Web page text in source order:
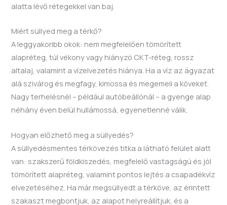
alatta lévő rétegekkel van baj.
Miért süllyed meg a térkő?
A leggyakoribb okok: nem megfelelően tömörített
alapréteg, túl vékony vagy hiányzó CKT-réteg, rossz
altalaj, valamint a vízelvezetés hiánya. Ha a víz az ágyazat
alá szivárog és megfagy, kimossa és megemeli a köveket.
Nagy terhelésnél – például autóbeállónál – a gyenge alap
néhány éven belül hullámossá, egyenetlenné válik.
Hogyan előzhető meg a süllyedés?
A süllyedésmentes térkövezés titka a látható felület alatt
van: szakszerű földkiszedés, megfelelő vastagságú és jól
tömörített alapréteg, valamint pontos lejtés a csapadékvíz
elvezetéséhez. Ha már megsüllyedt a térköve, az érintett
szakaszt megbontjuk, az alapot helyreállítjuk, és a